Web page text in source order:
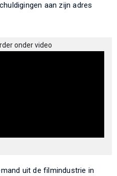
aan zijn adres
onder video
uit de filmindustrie in